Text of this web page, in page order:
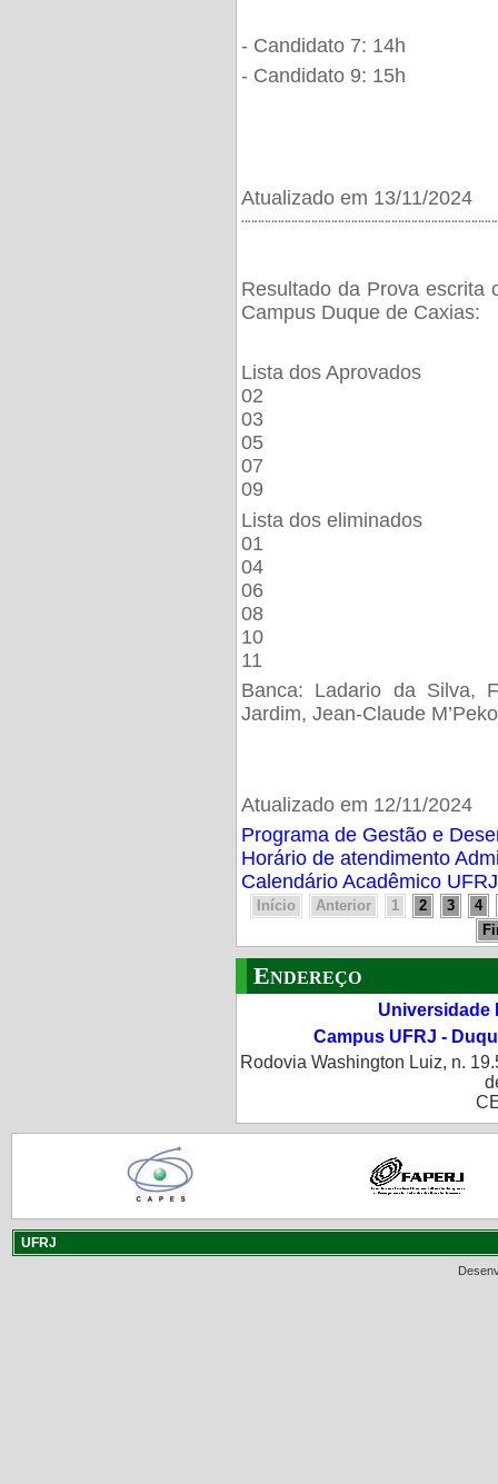
- Candidato 7: 14h
- Candidato 9: 15h
Atualizado em 13/11/2024
Resultado da Prova escrita
Campus Duque de Caxias:
Lista dos Aprovados
02
03
05
07
09
Lista dos eliminados
01
04
06
08
10
11
Banca: Ladario da Silva,
Jardim, Jean-Claude M’Peko
Atualizado em 12/11/2024
Programa de Gestão e
Horário de atendimento
Calendário Acadêmico
Início Anterior 1 2 3
4
Endereço
Universidade
Campus UFRJ -
Rodovia Washington Luiz, n.
UFRJ